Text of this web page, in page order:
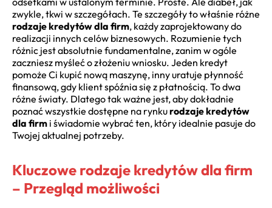
zwykle, tkwi w szczegółach. Te szczegóły to właśnie różne
rodzaje kredytów dla firm, każdy zaprojektowany do
realizacji innych celów biznesowych. Rozumienie tych
różnic jest absolutnie fundamentalne, zanim w ogóle
zaczniesz myśleć o złożeniu wniosku. Jeden kredyt
pomoże Ci kupić nową maszynę, inny uratuje płynność
finansową, gdy klient spóźnia się z płatnością. To dwa
różne światy. Dlatego tak ważne jest, aby dokładnie
poznać wszystkie dostępne na rynkurodzaje kredytów
dla firm i świadomie wybrać ten, który idealnie pasuje do
Twojej aktualnej potrzeby.
Kluczowe rodzaje kredytów dla firm
– Przegląd możliwości